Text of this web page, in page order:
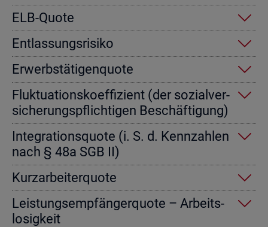
ELB-Quote
Ent­las­sungs­ri­si­ko
Er­werbs­tä­ti­gen­quo­te
Fluk­tua­ti­ons­ko­ef­fi­zi­ent (der so­zi­al­ver­
si­che­rungs­pflich­ti­gen Be­schäf­ti­gung)
In­te­gra­ti­ons­quo­te (i. S. d. Kenn­zah­len
nach § 48a SGB II)
Kurz­ar­bei­ter­quo­te
Leis­tungs­emp­fän­ger­quo­te – Ar­beits­
lo­sig­keit